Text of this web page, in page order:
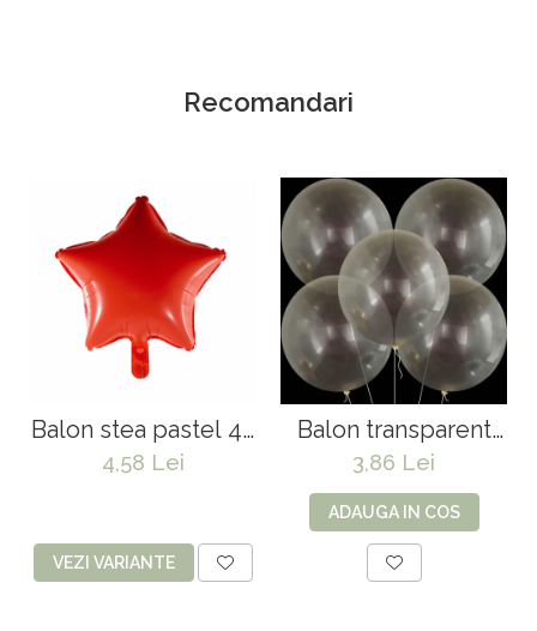
Recomandari
Balon stea pastel 45
cm
4,58 Lei
VEZI VARIANTE
Balon transparent
jumbo - 80 cm
3,86 Lei
ADAUGA IN COS